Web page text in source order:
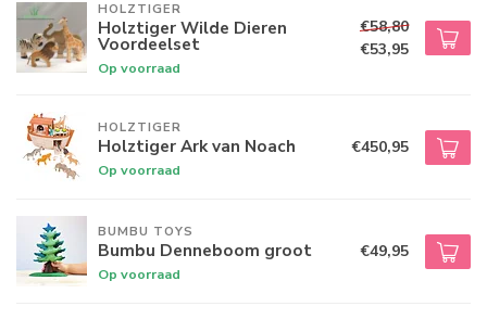
HOLZTIGER
Holztiger Wilde Dieren
Voordeelset
Op voorraad
€58,80
€53,95
HOLZTIGER
Holztiger Ark van Noach
Op voorraad
€450,95
BUMBU TOYS
Bumbu Denneboom groot
Op voorraad
€49,95